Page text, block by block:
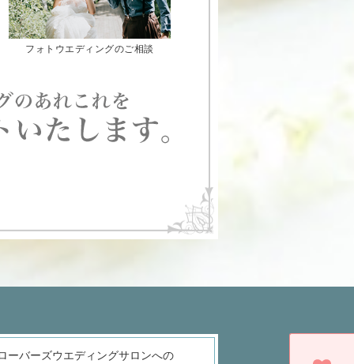
フォトウエディングのご相談
ーバーズウエディングサロンへの